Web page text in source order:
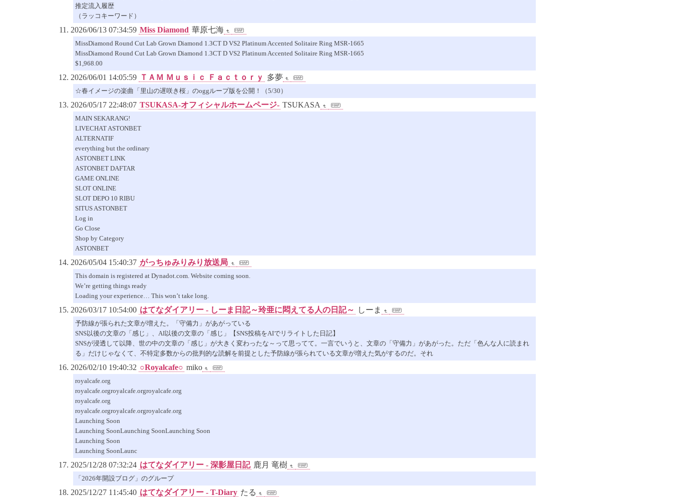
推定流入履歴
（ラッコキーワード）
2026/06/13 07:34:59 Miss Diamond 華原七海
MissDiamond Round Cut Lab Grown Diamond 1.3CT D VS2 Platinum Accented Solitaire Ring MSR-1665
MissDiamond Round Cut Lab Grown Diamond 1.3CT D VS2 Platinum Accented Solitaire Ring MSR-1665
$1,968.00
2026/06/01 14:05:59 ＴＡＭ Ｍｕｓｉｃ Ｆａｃｔｏｒｙ 多夢
☆春イメージの楽曲「里山の遅咲き桜」のoggループ版を公開！（5/30）
2026/05/17 22:48:07 TSUKASA-オフィシャルホームページ- TSUKASA
MAIN SEKARANG!
LIVECHAT ASTONBET
ALTERNATIF
everything but the ordinary
ASTONBET LINK
ASTONBET DAFTAR
GAME ONLINE
SLOT ONLINE
SLOT DEPO 10 RIBU
SITUS ASTONBET
Log in
Go Close
Shop by Category
ASTONBET
2026/05/04 15:40:37 がっちゅみりみり放送局
This domain is registered at Dynadot.com. Website coming soon.
We’re getting things ready
Loading your experience… This won’t take long.
2026/03/17 10:54:00 はてなダイアリー - しーま日記～玲亜に悶えてる人の日記～ しーま
予防線が張られた文章が増えた。「守備力」があがっている
SNS以後の文章の「感じ」、AI以後の文章の「感じ」【SNS投稿をAIでリライトした日記】
SNSが浸透して以降、世の中の文章の「感じ」が大きく変わったな～って思ってて。一言でいうと、文章の「守備力」があがった。ただ「色んな人に読まれ
る」だけじゃなくて、不特定多数からの批判的な読解を前提とした予防線が張られている文章が増えた気がするのだ。それ
2026/02/10 19:40:32 ○Royalcafe○ miko
royalcafe.org
royalcafe.orgroyalcafe.orgroyalcafe.org
royalcafe.org
royalcafe.orgroyalcafe.orgroyalcafe.org
Launching Soon
Launching SoonLaunching SoonLaunching Soon
Launching Soon
Launching SoonLaunc
2025/12/28 07:32:24 はてなダイアリー - 深影屋日記 鹿月 竜樹
「2026年開設ブログ」のグループ
2025/12/27 11:45:40 はてなダイアリー - T-Diary たる